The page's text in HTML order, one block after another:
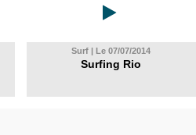
Surf | Le 07/07/2014
Surfing Rio